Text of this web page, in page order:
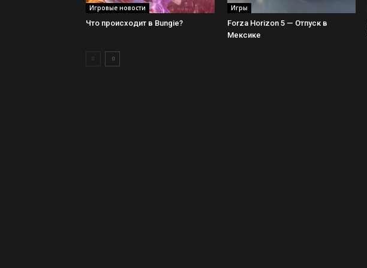
Игровые новости
Что происходит в Bungie?
Игры
Forza Horizon 5 — Отпуск в
Мексике